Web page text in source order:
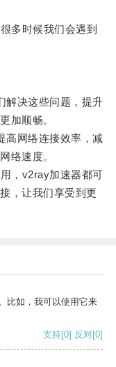
多时候我们会遇到
决这些问题，提升
加顺畅。
网络连接效率，减
络速度。
，v2ray加速器都可
，让我们享受到更
比如，我可以使用它来
支持[0] 反对[0]